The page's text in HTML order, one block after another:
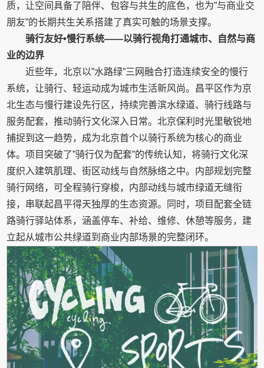
质，让空间具备了陪伴、包容与共生的底色，也为”与商业交
朋友”的长期共生关系搭建了真实可触的场景支撑。
骑行友好•慢行系统——以骑行视角打通城市、自然与商
业的边界
近些年，北京以”水路绿”三网融合打造连续安全的慢行
系统，让骑行、轻运动成为城市生活新风尚。昌平区作为京
北生态与慢行建设先行区，持续完善滨水绿道、骑行线路与
服务配套，推动骑行文化深入日常。北京保利时光里敏锐地
捕捉到这一趋势，成为北京首个以骑行系统为核心的商业
体。项目突破了”骑行仅为配套”的传统认知，将骑行文化深
度织入建筑肌理、街区动线与自然脉络之中。内部规划完整
骑行网络，可全程骑行穿梭，内部动线与城市绿道无缝衔
接，串联起昌平得天独厚的生态资源。同时，项目配套全链
路骑行驿站体系，涵盖停车、补给、维修、休憩等服务，建
立起从城市公共绿道到商业内部场景的完整闭环。